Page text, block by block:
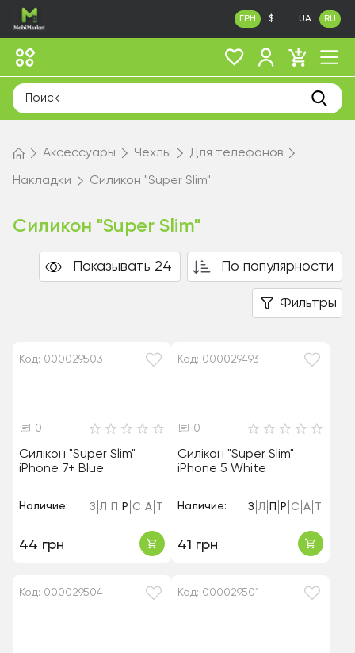
ГРН $ UA RU
Аксессуары Чехлы Для телефонов
Накладки Силикон "Super Slim"
Силикон "Super Slim"
Показывать 24 По популярности
Фильтры
Код: 000029503
0
Силікон "Super Slim"
iPhone 7+ Blue
Наличие: З Л Р С А
44 грн
Код: 000029493
0
Силікон "Super Slim"
iPhone 5 White
Наличие: З Л П Р С А
41 грн
Код: 000029504 Код: 000029501